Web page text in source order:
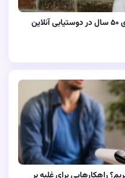
راهکارهایی برای غلبه بر